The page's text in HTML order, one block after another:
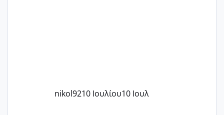
nikol9210 Ιουλίου10 Ιουλ